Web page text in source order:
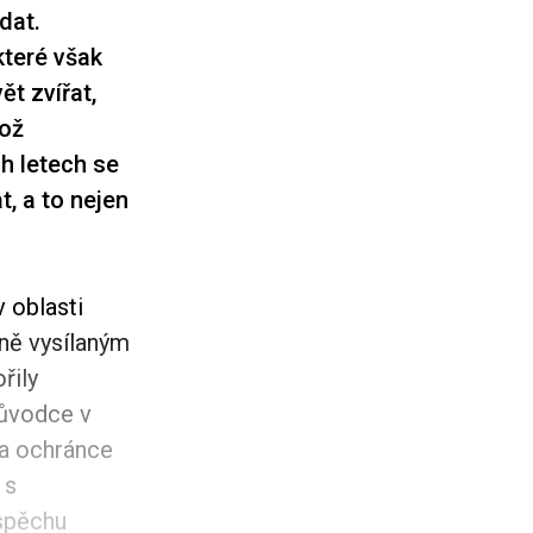
však
zvířat,
letech se
a to nejen
oblasti
vysílaným
v
ochránce